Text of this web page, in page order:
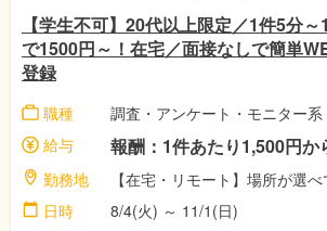
【学生不可】20代以上限定／1件5分～
で1500円～！在宅／面接なしで簡単
登録
職種
調査・アンケート・モニター系
給与
勤務地
日時
8/4(火) ～ 11/1(日)